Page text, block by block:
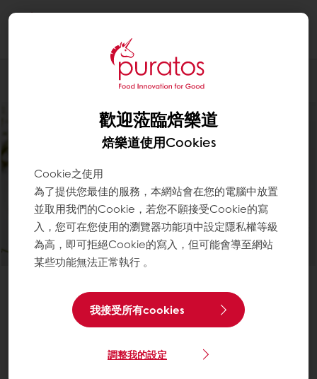
Better workability and stability操作容易品質穩定
Free from NAFNAC不含人工色素不含人工香料
慕思粉- 原味
聯絡我們
歡迎蒞臨焙樂道
焙樂道使用Cookies
Cookie之使用
為了提供您最佳的服務，本網站會在您的電腦中放置
並取用我們的Cookie，若您不願接受Cookie的寫
入，您可在您使用的瀏覽器功能項中設定隱私權等級
為高，即可拒絕Cookie的寫入，但可能會導至網站
某些功能無法正常執行 。
我接受所有cookies
調整我的設定